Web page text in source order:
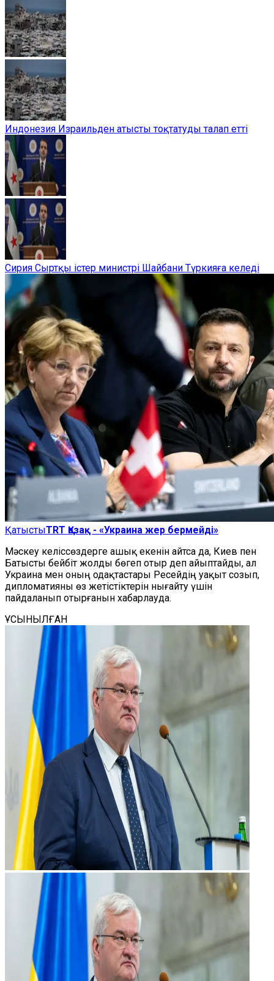
Индонезия Израильден атысты тоқтатуды талап етті
Сирия Сыртқы істер министрі Шайбани Түркияға келеді
ҚатыстыTRT Қазақ - «Украина жер бермейді»
Мәскеу келіссөздерге ашық екенін айтса да, Киев пен
Батысты бейбіт жолды бөгеп отыр деп айыптайды, ал
Украина мен оның одақтастары Ресейдің уақыт созып,
дипломатияны өз жетістіктерін нығайту үшін
пайдаланып отырғанын хабарлауда.
ҰСЫНЫЛҒАН